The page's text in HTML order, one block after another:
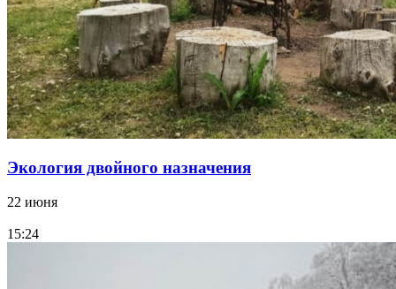
Экология двойного назначения
22 июня
15:24